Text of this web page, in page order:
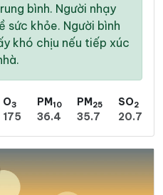
bình. Người nhạy
sức khỏe. Người bình
khó chịu nếu tiếp xúc
O3
175
PM10
36.4
PM25
35.7
SO2
20.7